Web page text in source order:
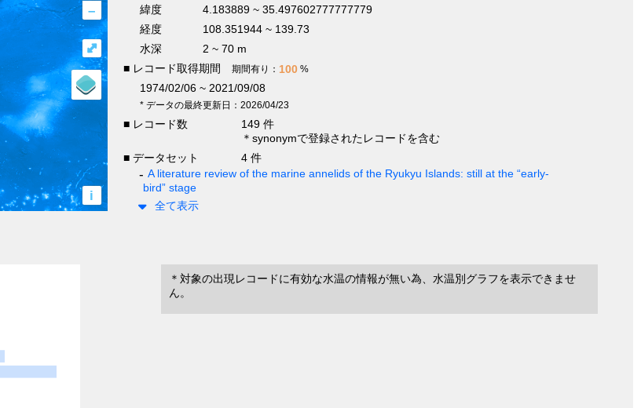
–
i
⤢
緯度
4.183889 ~ 35.497602777777779
経度
108.351944 ~ 139.73
水深
2 ~ 70 m
■ レコード取得期間
期間有り： 100 %
1974/02/06 ~ 2021/09/08
* データの最終更新日：2026/04/23
■ レコード数
149 件
＊synonymで登録されたレコードを含む
■ データセット
4 件
A literature review of the marine annelids of the Ryukyu Islands: still at the “early-
bird” stage
全て表示
＊対象の出現レコードに有効な水温の情報が無い為、水温別グラフを表示できませ
ん。